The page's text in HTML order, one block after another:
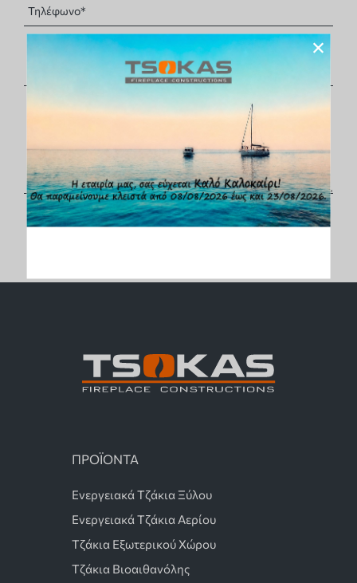
×
ΠΡΟΪΟΝΤΑ
Ενεργειακά Τζάκια Ξύλου
Ενεργειακά Τζάκια Αερίου
Τζάκια Εξωτερικού Χώρου
Τζάκια Βιοαιθανόλης